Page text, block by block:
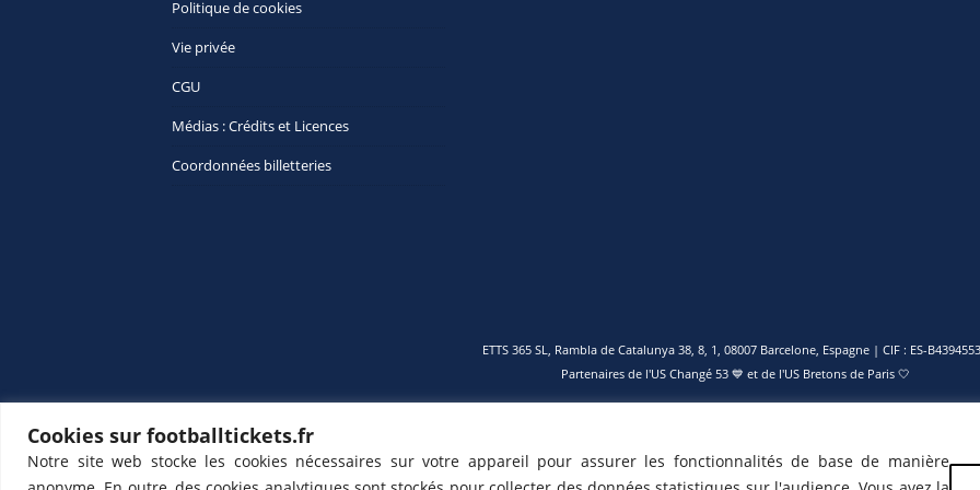
Cookies sur footballtickets.fr
Notre site web stocke les cookies nécessaires sur votre appareil pour assurer les fonctionnalités de base de manière
Politique de cookies
Vie privée
CGU
Médias : Crédits et Licences
Coordonnées billetteries
ETTS 365 SL, Rambla de Catalunya 38, 8, 1, 08007 Barcelone, Espagne | CIF : ES-
Partenaires de l'US Changé 53 💙 et de l'US Bretons de Paris 🤍
𝕏